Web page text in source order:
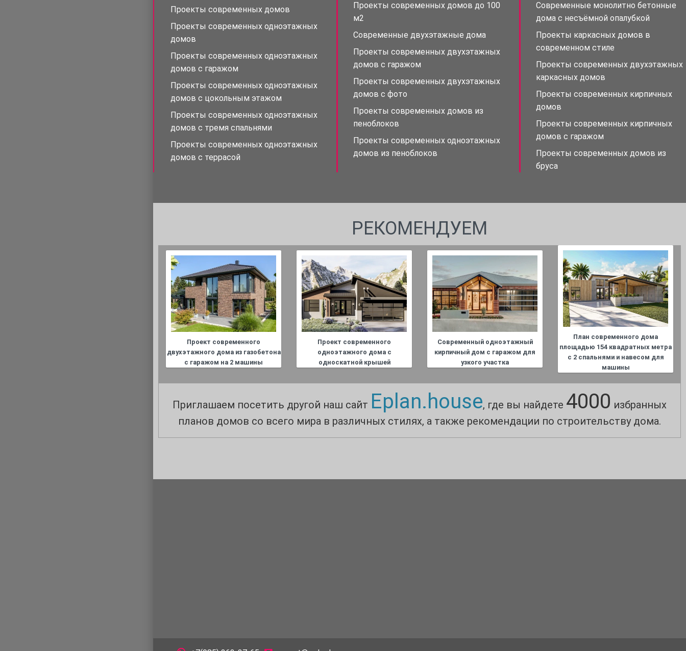
Проекты современных домов
Проекты современных одноэтажных
домов
Проекты современных одноэтажных
домов с гаражом
Проекты современных одноэтажных
домов с цокольным этажом
Проекты современных одноэтажных
домов с тремя спальнями
Проекты современных одноэтажных
домов с террасой
Проекты современных домов до 100
м2
Современные двухэтажные дома
Проекты современных двухэтажных
домов с гаражом
Проекты современных двухэтажных
домов с фото
Проекты современных домов из
пеноблоков
Проекты современных одноэтажных
домов из пеноблоков
Современные монолитно бетонные
дома с несъёмной опалубкой
Проекты каркасных домов в
современном стиле
Проекты современных двухэтажных
каркасных домов
Проекты современных кирпичных
домов
Проекты современных кирпичных
домов с гаражом
Проекты современных домов из
бруса
РЕКОМЕНДУЕМ
Проект современного
двухэтажного дома из газобетона
c гаражом на 2 машины
Проект современного
одноэтажного дома с
односкатной крышей
Современный одноэтажный
кирпичный дом с гаражом для
узкого участка
План современного дома
площадью 154 квадратных метра
с 2 спальнями и навесом для
машины
Приглашаем посетить другой наш сайт Eplan.house, где вы найдете 4000 избранных
планов домов со всего мира в различных стилях, а также рекомендации по строительству дома.